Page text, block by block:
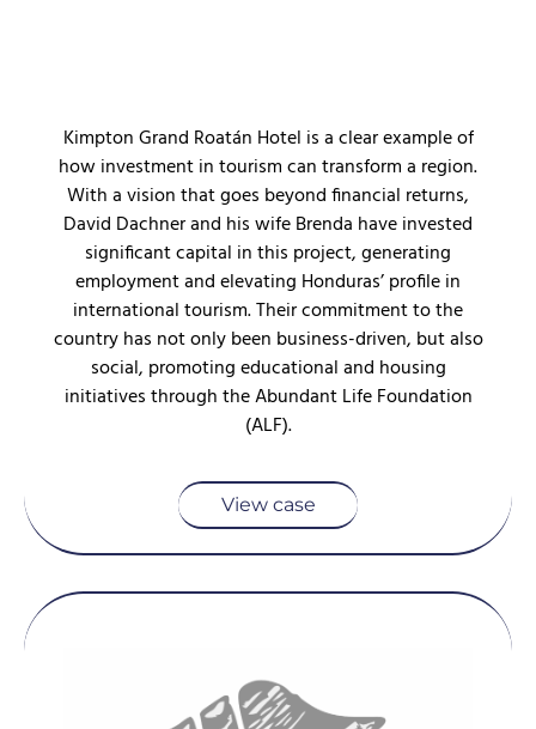
Kimpton Grand Roatán Hotel is a clear example of
how investment in tourism can transform a region.
With a vision that goes beyond financial returns,
David Dachner and his wife Brenda have invested
significant capital in this project, generating
employment and elevating Honduras’ profile in
international tourism. Their commitment to the
country has not only been business-driven, but also
social, promoting educational and housing
initiatives through the Abundant Life Foundation
(ALF).
View case